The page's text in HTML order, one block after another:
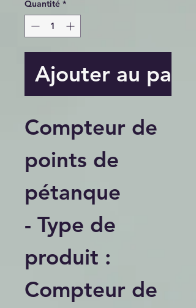
Quantité *
Ajouter au
Compteur de
points de
pétanque
- Type de
produit :
Compteur de